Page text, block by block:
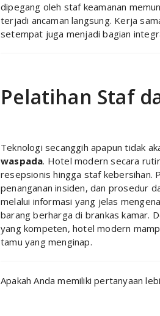
dipegang oleh staf keamanan
terjadi ancaman langsung. Kerja
setempat juga menjadi bagian
Pelatihan Staf
Teknologi secanggih apapun tidak
waspada. Hotel modern secara
resepsionis hingga staf kebersihan.
penanganan insiden, dan prosedur
melalui informasi yang jelas
barang berharga di brankas kamar.
yang kompeten, hotel modern
tamu yang menginap.
Apakah Anda memiliki pertanyaan